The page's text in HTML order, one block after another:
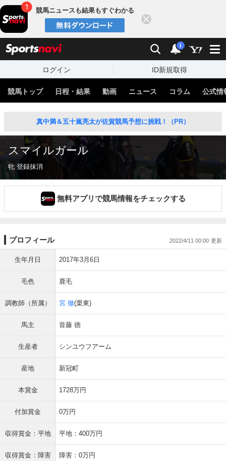
競馬ニュースも結果もすぐわかる
検索 通知
i
ログイン ID新規取得
競馬トップ 日程・結果 動画 ニュース コラム 公式情
真中満＆五十嵐亮太が佐賀競馬予想に挑戦！（PR）
スマイルガール
牝 登録抹消
無料アプリで競馬情報をチェックする
プロフィール 2022/4/11 00:00
生年月日 2017年3月6日
毛色 鹿毛
調教師（所属） 宮 徹(栗東)
馬主 首藤 徳
生産者 シンユウフアーム
産地 新冠町
本賞金 1728万円
付加賞金 0万円
収得賞金：平地 平地：400万円
収得賞金：障害 障害：0万円